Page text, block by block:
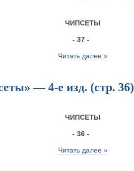
ЧИПСЕТЫ
- 37 -
Читать далее »
— 4-е изд. (стр. 36)
ЧИПСЕТЫ
- 36 -
Читать далее »